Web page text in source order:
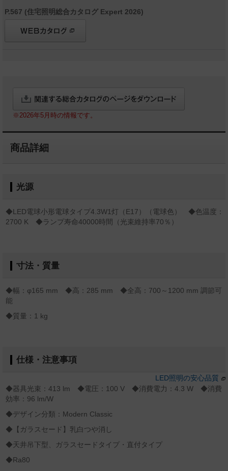
P.567 (住宅照明総合カタログ Expert 2026)
※2026年5月時の情報です。
商品詳細
光源
◆LED電球小形電球タイプ4.3W1灯（E17）（電球色） ◆色温度：
2700 K ◆ランプ寿命40000時間（光束維持率70％）
寸法・質量
◆幅：φ165 mm ◆高：285 mm ◆全高：700～1200 mm 調節可
能
◆質量：1 kg
仕様・注意事項
LED照明の安心品質
◆器具光束：413 lm ◆電圧：100 V ◆消費電力：4.3 W ◆消費
効率：96 lm/W
◆デザイン分類：Modern Classic
◆【ガラスセード】乳白つや消し
◆天井吊下型、ガラスセードタイプ・直付タイプ
◆Ra80